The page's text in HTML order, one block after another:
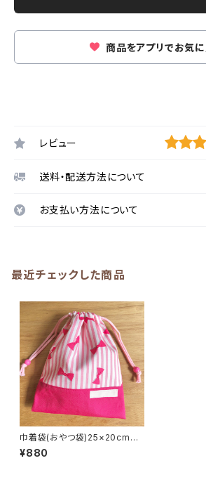
商品をアプリでお気
レビュー
送料・配送方法について
お支払い方法について
最近チェックした商品
巾着袋(おやつ袋)25×20cmピ
ンク【ストライプリボン柄】★KY.
80 シンプル 女の子｜通園通
¥880